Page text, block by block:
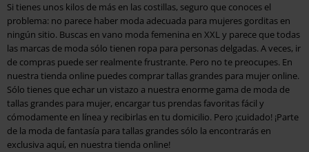
Si tienes unos kilos de más en las costillas, seguro que conoces el
problema: no parece haber moda adecuada para mujeres gorditas en
ningún sitio. Buscas en vano moda femenina en XXL y parece que todas
las marcas de moda sólo tienen ropa para personas delgadas. A veces, ir
de compras puede ser realmente frustrante. Pero no te preocupes. En
nuestra tienda online puedes comprar tallas grandes para mujer online.
Sólo tienes que echar un vistazo a nuestra enorme gama de moda de
tallas grandes para mujer, encargar tus prendas favoritas fácil y
cómodamente en línea y recibirlas en tu domicilio. Pero ¡cuidado! ¡Parte
de la moda de fantasía para tallas grandes sólo la encontrarás en
exclusiva aquí, en nuestra tienda online!